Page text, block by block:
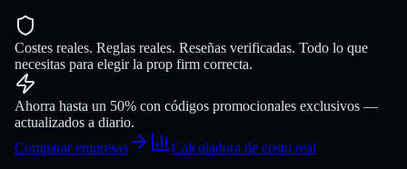
Costes reales. Reglas reales. Reseñas verificadas. Todo lo que
necesitas para elegir la prop firm correcta.
Ahorra hasta un 50% con códigos promocionales exclusivos —
actualizados a diario.
Comparar empresas
Calculadora de costo real